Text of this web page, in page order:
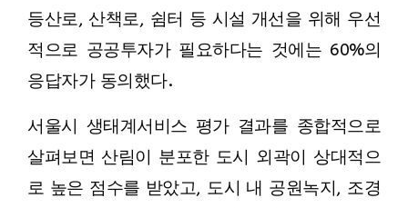
등산로, 산책로, 쉼터 등 시설 개선을 위해 우선
적으로 공공투자가 필요하다는 것에는 60%의
응답자가 동의했다.
서울시 생태계서비스 평가 결과를 종합적으로
살펴보면 산림이 분포한 도시 외곽이 상대적으
로 높은 점수를 받았고, 도시 내 공원녹지, 조경